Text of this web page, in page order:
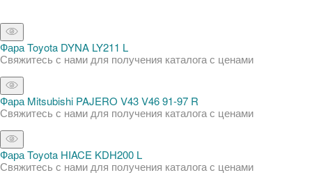
Фара Toyota DYNA LY211 L
Свяжитесь с нами для получения каталога с ценами
Фара Mitsubishi PAJERO V43 V46 91-97 R
Свяжитесь с нами для получения каталога с ценами
Фара Toyota HIACE KDH200 L
Свяжитесь с нами для получения каталога с ценами